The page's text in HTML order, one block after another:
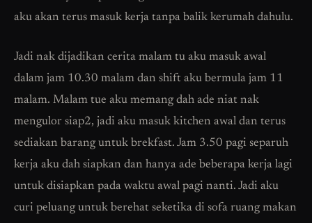
aku akan terus masuk kerja tanpa balik kerumah dahulu.
Jadi nak dijadikan cerita malam tu aku masuk awal
dalam jam 10.30 malam dan shift aku bermula jam 11
malam. Malam tue aku memang dah ade niat nak
mengulor siap2, jadi aku masuk kitchen awal dan terus
sediakan barang untuk brekfast. Jam 3.50 pagi separuh
kerja aku dah siapkan dan hanya ade beberapa kerja lagi
untuk disiapkan pada waktu awal pagi nanti. Jadi aku
curi peluang untuk berehat seketika di sofa ruang makan